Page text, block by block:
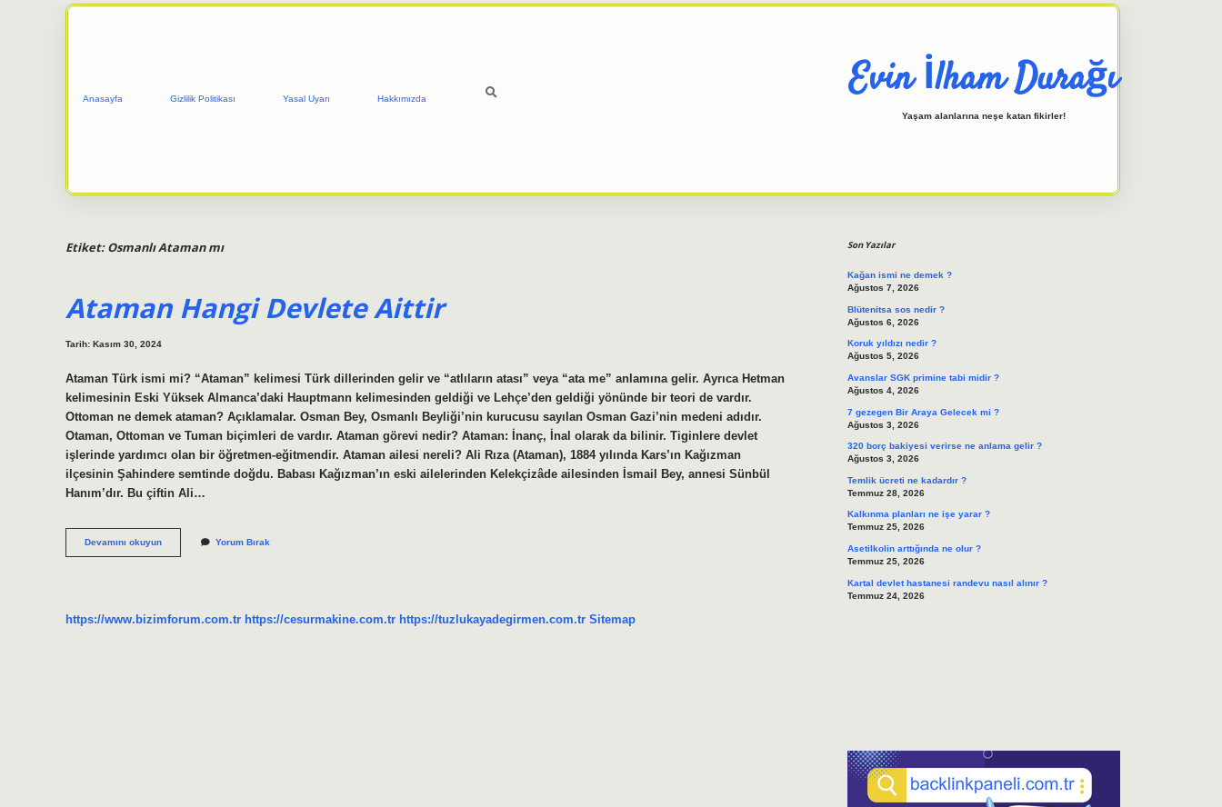
Anasayfa Gizlilik Politikası Yasal Uyarı Hakkımızda Evin İlham Durağı
Yaşam alanlarına neşe katan fikirler!
Etiket:Osmanlı Ataman mı
Ataman Hangi Devlete Aittir
Tarih: Kasım 30, 2024
Ataman Türk ismi mi? “Ataman” kelimesi Türk dillerinden gelir ve “atlıların atası” veya “ata me” anlamına gelir. Ayrıca Hetman
kelimesinin Eski Yüksek Almanca’daki Hauptmann kelimesinden geldiği ve Lehçe’den geldiği yönünde bir teori de vardır.
Ottoman ne demek ataman? Açıklamalar. Osman Bey, Osmanlı Beyliği’nin kurucusu sayılan Osman Gazi’nin medeni adıdır.
Otaman, Ottoman ve Tuman biçimleri de vardır. Ataman görevi nedir? Ataman: İnanç, İnal olarak da bilinir. Tiginlere devlet
işlerinde yardımcı olan bir öğretmen-eğitmendir. Ataman ailesi nereli? Ali Rıza (Ataman), 1884 yılında Kars’ın Kağızman
ilçesinin Şahindere semtinde doğdu. Babası Kağızman’ın eski ailelerinden Kelekçizâde ailesinden İsmail Bey, annesi Sünbül
Hanım’dır. Bu çiftin Ali…
Devamını okuyunAtaman
Hangi
Yorum Bırak
https://www.bizimforum.com.tr https://cesurmakine.com.tr https://tuzlukayadegirmen.com.tr Sitemap
Son Yazılar
Kağan ismi ne demek ?
Ağustos 7, 2026
Blütenitsa sos nedir ?
Ağustos 6, 2026
Koruk yıldızı nedir ?
Ağustos 5, 2026
Avanslar SGK primine tabi midir ?
Ağustos 4, 2026
7 gezegen Bir Araya Gelecek mi ?
Ağustos 3, 2026
320 borç bakiyesi verirse ne anlama gelir ?
Ağustos 3, 2026
Temlik ücreti ne kadardır ?
Temmuz 28, 2026
Kalkınma planları ne işe yarar ?
Temmuz 25, 2026
Asetilkolin arttığında ne olur ?
Temmuz 25, 2026
Kartal devlet hastanesi randevu nasıl alınır ?
Temmuz 24, 2026